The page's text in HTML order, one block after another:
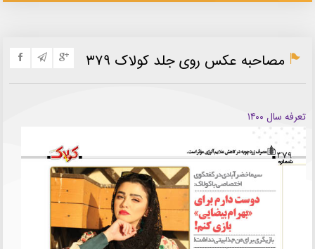
مصاحبه عکس روی جلد کولاک ۳۷۹
تعرفه سال ۱۴۰۰